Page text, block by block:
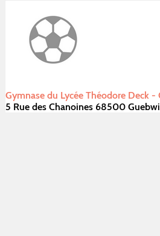
Gymnase du Lycée Théodore Deck -
5 Rue des Chanoines 68500